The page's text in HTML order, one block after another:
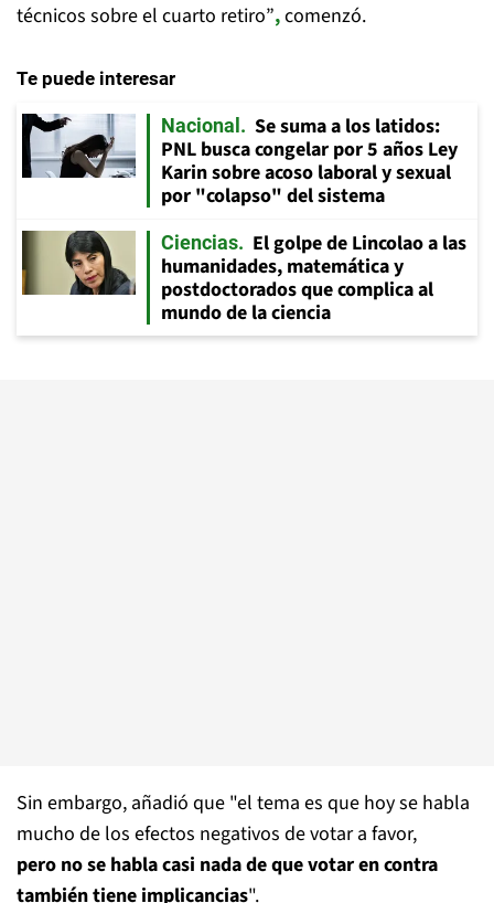
técnicos sobre el cuarto retiro”,comenzó.
Te puede interesar
Nacional
Se suma a los latidos:
PNL busca congelar por 5 años Ley
Karin sobre acoso laboral y sexual
por "colapso" del sistema
Ciencias
El golpe de Lincolao a las
humanidades, matemática y
postdoctorados que complica al
mundo de la ciencia
Sin embargo, añadió que "el tema es que hoy se habla
mucho de los efectos negativos de votar a favor,
pero no se habla casi nada de que votar en contra
también tiene implicancias".